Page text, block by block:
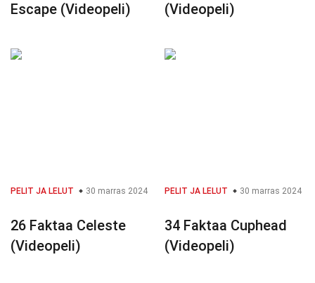
Escape (Videopeli)
(Videopeli)
PELIT JA LELUT 30 marras 2024
26 Faktaa Celeste
(Videopeli)
PELIT JA LELUT 30 marras 2024
34 Faktaa Cuphead
(Videopeli)